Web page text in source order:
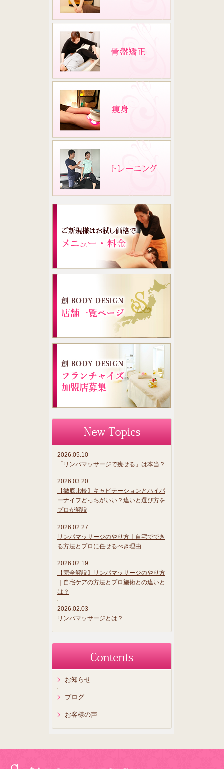
2026.05.10
「リンパマッサージで痩せる」は本当？
2026.03.20
【徹底比較】キャビテーションとハイパ
ーナイフどっちがいい？違いと選び方を
プロが解説
2026.02.27
リンパマッサージのやり方｜自宅ででき
る方法とプロに任せるべき理由
2026.02.19
【完全解説】リンパマッサージのやり方
｜自宅ケアの方法とプロ施術との違いと
は？
2026.02.03
リンパマッサージとは？
お知らせ
ブログ
お客様の声